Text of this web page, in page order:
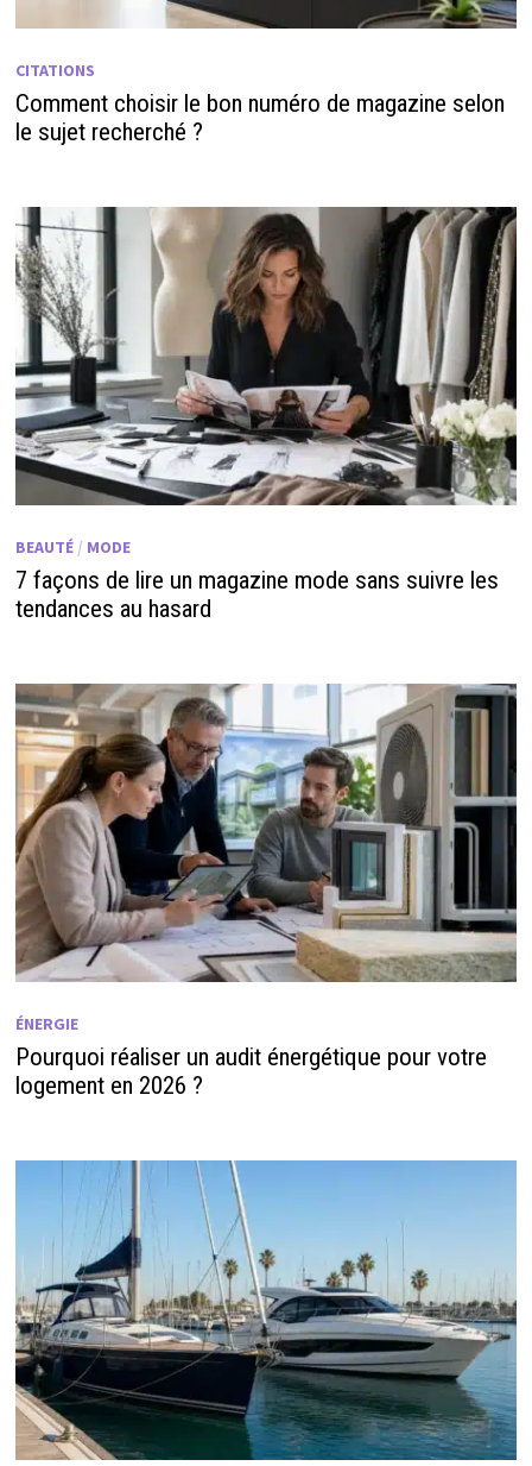
CITATIONS
Comment choisir le bon numéro de magazine selon
le sujet recherché ?
BEAUTÉ/ MODE
7 façons de lire un magazine mode sans suivre les
tendances au hasard
ÉNERGIE
Pourquoi réaliser un audit énergétique pour votre
logement en 2026 ?